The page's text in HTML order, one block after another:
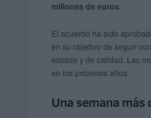
millones de euros.
El acuerdo ha sido
en su objetivo de seguir
estable y de calidad. Las
en los próximos años.
Una semana